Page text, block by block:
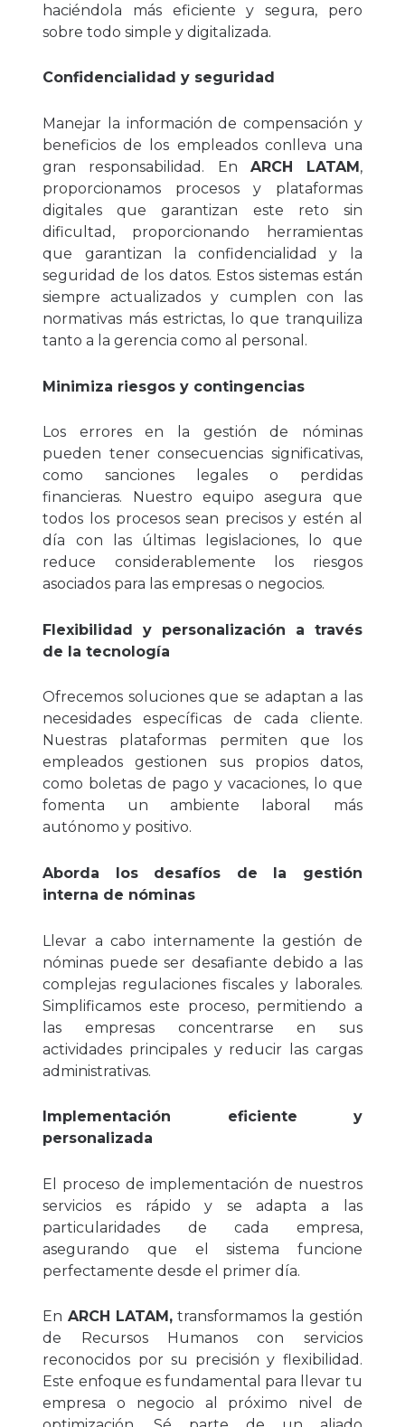
haciéndola más eficiente y segura, pero
sobre todo simple y digitalizada.
Confidencialidad y seguridad
Manejar la información de compensación y
beneficios de los empleados conlleva una
gran responsabilidad. En ARCH LATAM,
proporcionamos procesos y plataformas
digitales que garantizan este reto sin
dificultad, proporcionando herramientas
que garantizan la confidencialidad y la
seguridad de los datos. Estos sistemas están
siempre actualizados y cumplen con las
normativas más estrictas, lo que tranquiliza
tanto a la gerencia como al personal.
Minimiza riesgos y contingencias
Los errores en la gestión de nóminas
pueden tener consecuencias significativas,
como sanciones legales o perdidas
financieras. Nuestro equipo asegura que
todos los procesos sean precisos y estén al
día con las últimas legislaciones, lo que
reduce considerablemente los riesgos
asociados para las empresas o negocios.
Flexibilidad y personalización a través
de la tecnología
Ofrecemos soluciones que se adaptan a las
necesidades específicas de cada cliente.
Nuestras plataformas permiten que los
empleados gestionen sus propios datos,
como boletas de pago y vacaciones, lo que
fomenta un ambiente laboral más
autónomo y positivo.
Aborda los desafíos de la gestión
interna de nóminas
Llevar a cabo internamente la gestión de
nóminas puede ser desafiante debido a las
complejas regulaciones fiscales y laborales.
Simplificamos este proceso, permitiendo a
las empresas concentrarse en sus
actividades principales y reducir las cargas
administrativas.
Implementación eficiente y
personalizada
El proceso de implementación de nuestros
servicios es rápido y se adapta a las
particularidades de cada empresa,
asegurando que el sistema funcione
perfectamente desde el primer día.
En ARCH LATAM,transformamos la gestión
de Recursos Humanos con servicios
reconocidos por su precisión y flexibilidad.
Este enfoque es fundamental para llevar tu
empresa o negocio al próximo nivel de